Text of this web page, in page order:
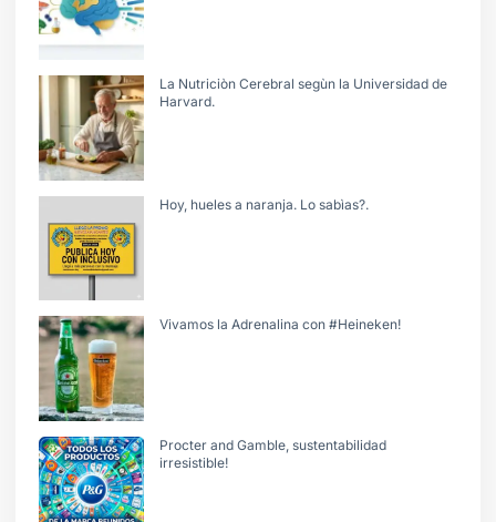
La Nutriciòn Cerebral segùn la Universidad de
Harvard.
Hoy, hueles a naranja. Lo sabìas?.
Vivamos la Adrenalina con #Heineken!
Procter and Gamble, sustentabilidad
irresistible!